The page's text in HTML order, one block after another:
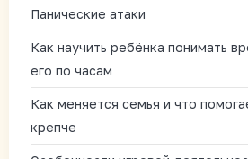
Панические атаки
Как научить ребёнка понимать
его по часам
Как меняется семья и что
крепче